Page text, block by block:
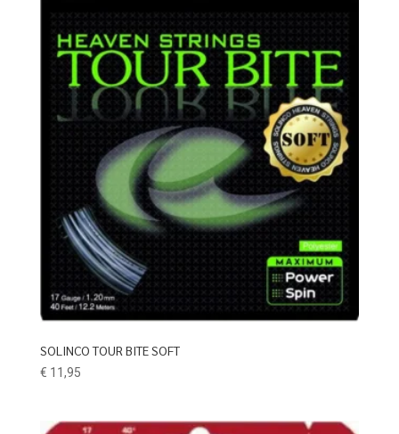
SOLINCO TOUR BITE SOFT
€ 11,95